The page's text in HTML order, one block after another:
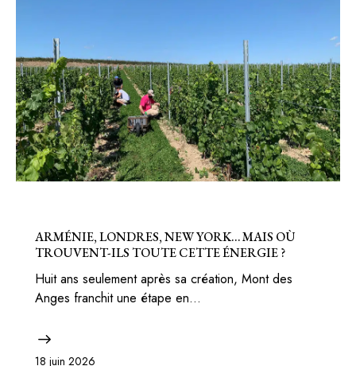
ARMÉNIE, LONDRES, NEW YORK… MAIS OÙ
TROUVENT-ILS TOUTE CETTE ÉNERGIE ?
Huit ans seulement après sa création, Mont des
Anges franchit une étape en…
18 juin 2026